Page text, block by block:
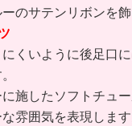
のサテンリボンを飾
くいように後足口
施したソフトチュ
雰囲気を表現します